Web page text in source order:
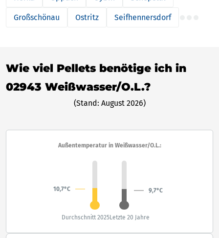
Großschönau Ostritz Seifhennersdorf
Wie viel Pellets benötige ich in
02943 Weißwasser/O.L.?
(Stand: August 2026)
Außentemperatur in Weißwasser/O.L.:
10,7°C 9,7°C
Durchschnitt 2025Letzte 20 Jahre